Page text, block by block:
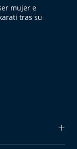
mujer e
tras su